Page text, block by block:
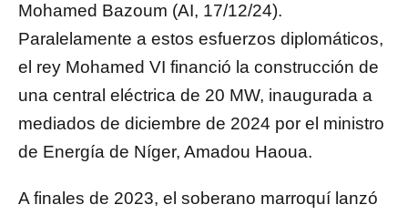
Mohamed Bazoum (AI, 17/12/24).
Paralelamente a estos esfuerzos diplomáticos,
el rey Mohamed VI financió la construcción de
una central eléctrica de 20 MW, inaugurada a
mediados de diciembre de 2024 por el ministro
de Energía de Níger, Amadou Haoua.
A finales de 2023, el soberano marroquí lanzó